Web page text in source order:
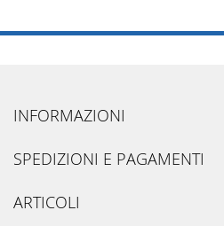
INFORMAZIONI
SPEDIZIONI E PAGAMENTI
ARTICOLI